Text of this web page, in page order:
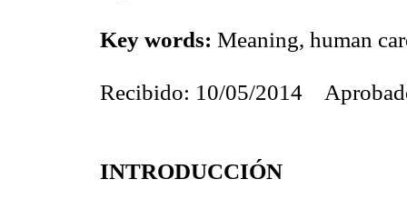
Key words: Meaning, human
Recibido: 10/05/2014
INTRODUCCIÓN